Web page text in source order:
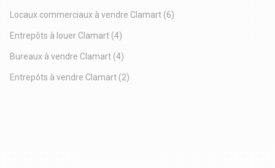
Locaux commerciaux à vendre Clamart (6)
Entrepôts à louer Clamart (4)
Bureaux à vendre Clamart (4)
Entrepôts à vendre Clamart (2)